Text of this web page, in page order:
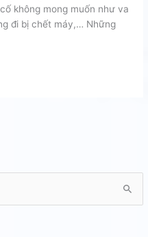
không mong muốn như va
đi bị chết máy,… Những